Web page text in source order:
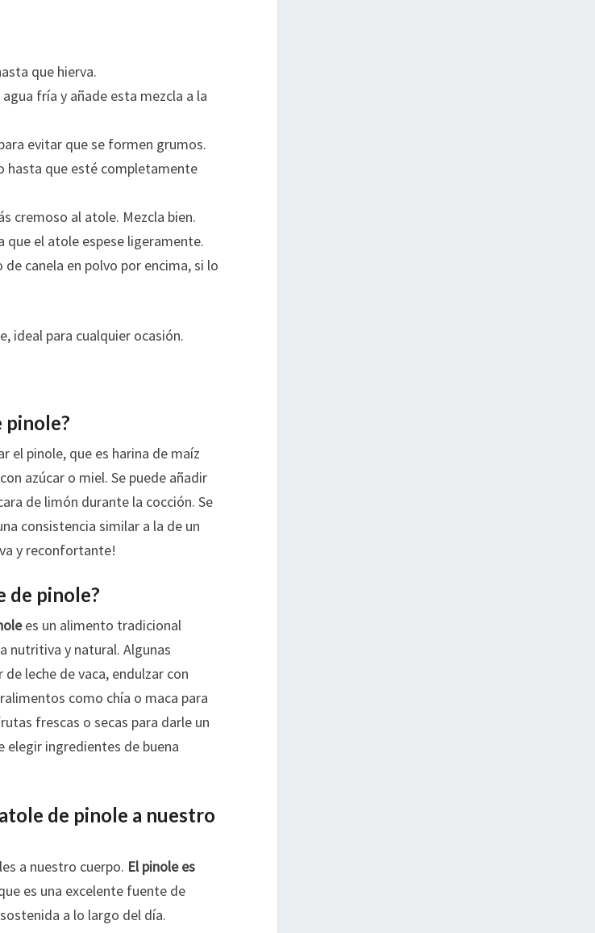
que hierva.
fría y añade esta mezcla a la
evitar que se formen grumos.
hasta que esté completamente
cremoso al atole. Mezcla bien.
el atole espese ligeramente.
canela en polvo por encima, si lo
ideal para cualquier ocasión.
pinole?
el pinole, que es harina de maíz
azúcar o miel. Se puede añadir
de limón durante la cocción. Se
consistencia similar a la de un
y reconfortante!
de pinole?
es un alimento tradicional
nutritiva y natural. Algunas
leche de vaca, endulzar con
como chía o maca para
frescas o secas para darle un
elegir ingredientes de buena
de pinole a nuestro
a nuestro cuerpo. El pinole es
es una excelente fuente de
a lo largo del día.